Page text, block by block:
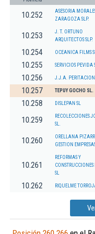
10.252
ASESORIA
ZARAGOZA SLP.
10.253
J. T. ORTUNO
ARQUITECTOS SLP.
10.254 OCEANICA FILMS
10.255 SERVICIOS PEVIDA
10.256 J.J.A.
10.257 TEPUY GOCHO SL.
10.258 DISLEPAN SL
10.259
RECOLECCIONES
SL.
10.260
ORELLANA
GESTION
10.261
REFORMAS Y
SL
10.262 RIQUELME